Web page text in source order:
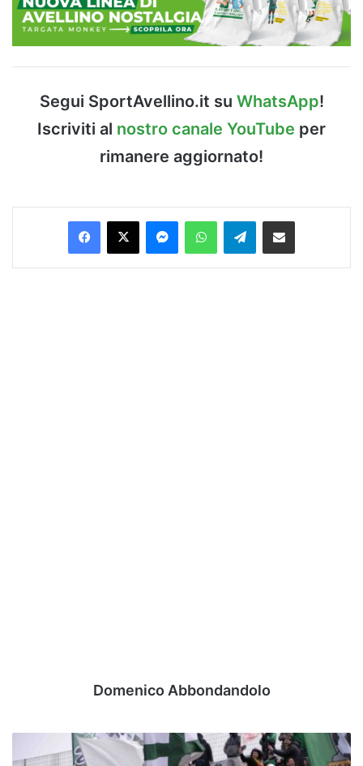
Segui SportAvellino.it su WhatsApp!
Iscriviti al nostro canale YouTube per
rimanere aggiornato!
Facebook
X MessengerWhatsAppTelegramCondividi via Email
Domenico Abbondandolo
carica